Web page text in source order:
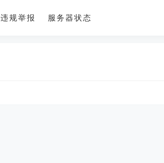
违规举报 服务器状态